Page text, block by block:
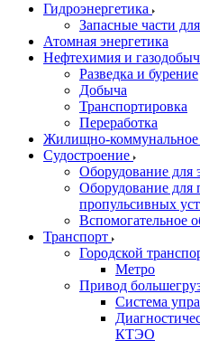
Гидроэнергетика
Запасные части
Атомная энергетика
Нефтехимия и
Разведка и бурение
Добыча
Транспортировка
Переработка
Жилищно-коммунальное
Судостроение
Оборудование для
Оборудование для
пропульсивных
Вспомогательное
Транспорт
Городской
Метро
Привод
Система
КТЭО